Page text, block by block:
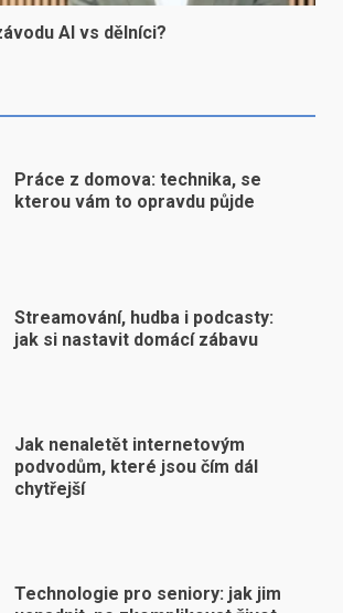
AI vs dělníci?
Práce z domova: technika, se
kterou vám to opravdu půjde
Streamování, hudba i podcasty:
jak si nastavit domácí zábavu
Jak nenaletět internetovým
podvodům, které jsou čím dál
chytřejší
Technologie pro seniory: jak jim